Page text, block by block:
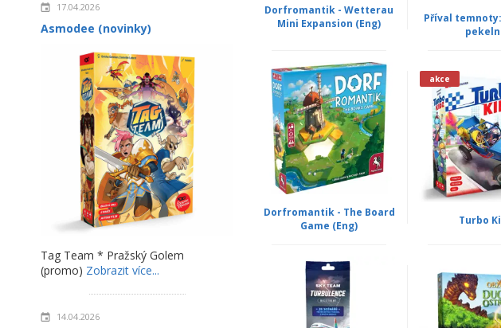
17.04.2026
Asmodee (novinky)
Tag Team * Pražský Golem
(promo) Zobrazit více...
14.04.2026
Dorfromantik - Wetterau
Mini Expansion (Eng)
Příval
Dorfromantik - The Board
Game (Eng)
akce
Turbo